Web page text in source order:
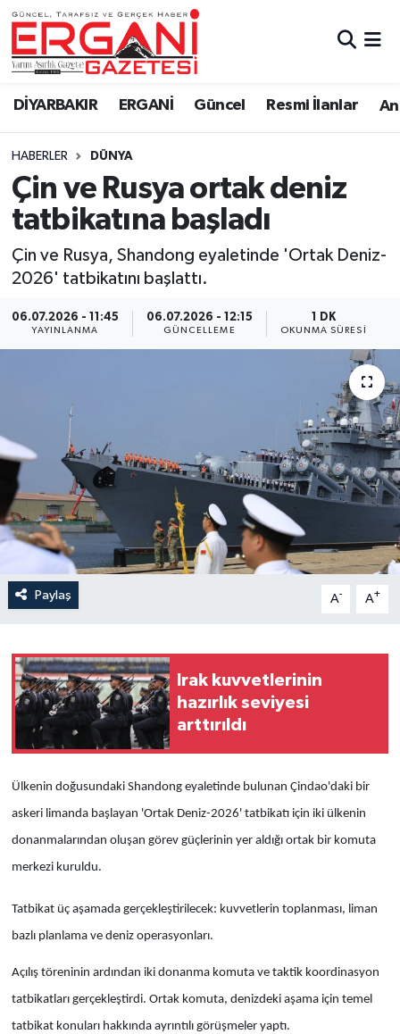
DİYARBAKIR ERGANİ Güncel Resmi İlanlar
HABERLER DÜNYA
Çin ve Rusya ortak deniz
tatbikatına başladı
Çin ve Rusya, Shandong eyaletinde 'Ortak Deniz-
2026' tatbikatını başlattı.
06.07.2026 - 11:45
YAYINLANMA
06.07.2026 - 12:15
GÜNCELLEME
1 DK
OKUNMA SÜRESI
Paylaş A- A+
Irak kuvvetlerinin
hazırlık seviyesi
arttırıldı
Ülkenin doğusundaki Shandong eyaletinde bulunan Çindao'daki bir
askeri limanda başlayan 'Ortak Deniz-2026' tatbikatı için iki ülkenin
donanmalarından oluşan görev güçlerinin yer aldığı ortak bir komuta
merkezi kuruldu.
Tatbikat üç aşamada gerçekleştirilecek: kuvvetlerin toplanması, liman
bazlı planlama ve deniz operasyonları.
Açılış töreninin ardından iki donanma komuta ve taktik koordinasyon
tatbikatları gerçekleştirdi. Ortak komuta, denizdeki aşama için temel
tatbikat konuları hakkında ayrıntılı görüşmeler yaptı.
DİYARBAKIR
BİSMİL
BAĞLAR
ERGANİ
Güncel
Eği̇ti̇m
Resmi İlanlar
Yaşam
Anali̇z
Bi̇li̇m & Teknoloji̇
Dünya
Eği̇ti̇m
Ergani Nöbetçi Eczaneler
Ergani Hava Durumu
Ergani Trafik Yoğunluk Haritası
Süper Lig Puan Durumu ve Fikstür
Tüm Manşetler
Haber Arşivi